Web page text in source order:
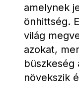
amelynek
önhittség.
világ
azokat,
büszkeség
növekszik